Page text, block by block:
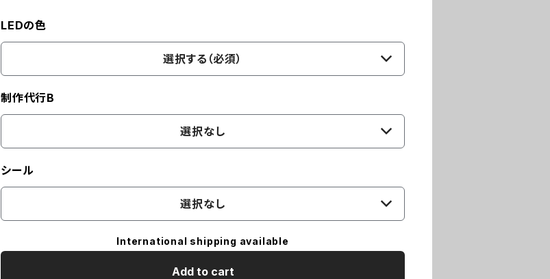
LEDの色
選択する（必須）
制作代行B
選択なし
シール
選択なし
International shipping available
Add to cart